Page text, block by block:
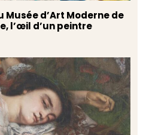
d’Art Moderne de
l’œil d’un peintre